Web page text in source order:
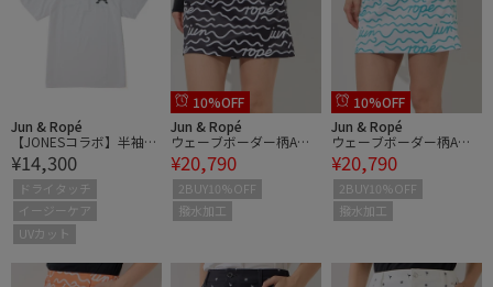
Jun & Ropé
【JONESコラボ】半袖ポ
ロシャツ/UV・速乾・ユ
ニセックス
¥14,300
ドライタッチ
イージーケア
UVカット
10%OFF
Jun & Ropé
ウェーブボーダー柄Aラ
インスカート/撥水
¥20,790
2BUY10%OFF
撥水加工
10%OFF
Jun & Ropé
ウェーブボーダー柄Aラ
インスカート/撥水
¥20,790
2BUY10%OFF
撥水加工